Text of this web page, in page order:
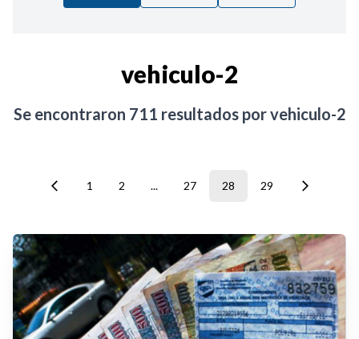
vehiculo-2
Se encontraron 711 resultados porvehiculo-2
1 2 ... 27 28 29